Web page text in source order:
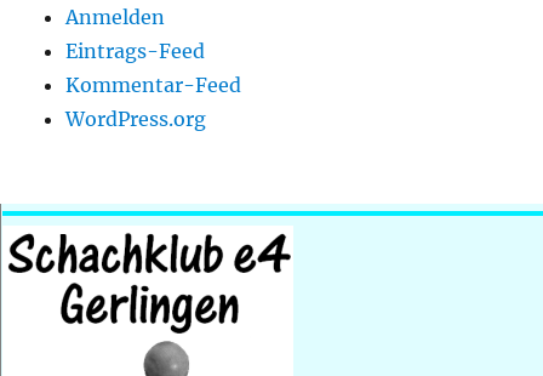
Anmelden
Eintrags-Feed
Kommentar-Feed
WordPress.org